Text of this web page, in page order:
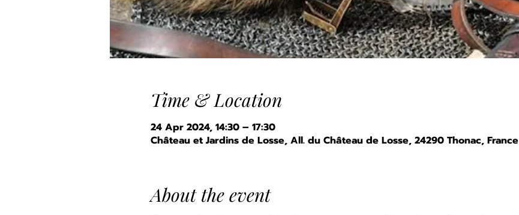
Time & Location
24 Apr 2024, 14:30 – 17:30
Château et Jardins de Losse, All. du Château de Losse, 24290 Thonac, France
About the event